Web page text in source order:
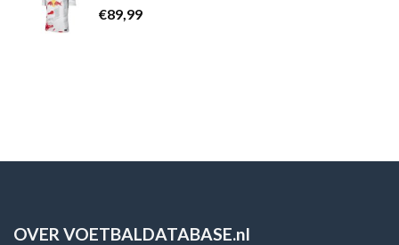
€89,99
OVER VOETBALDATABASE.nl